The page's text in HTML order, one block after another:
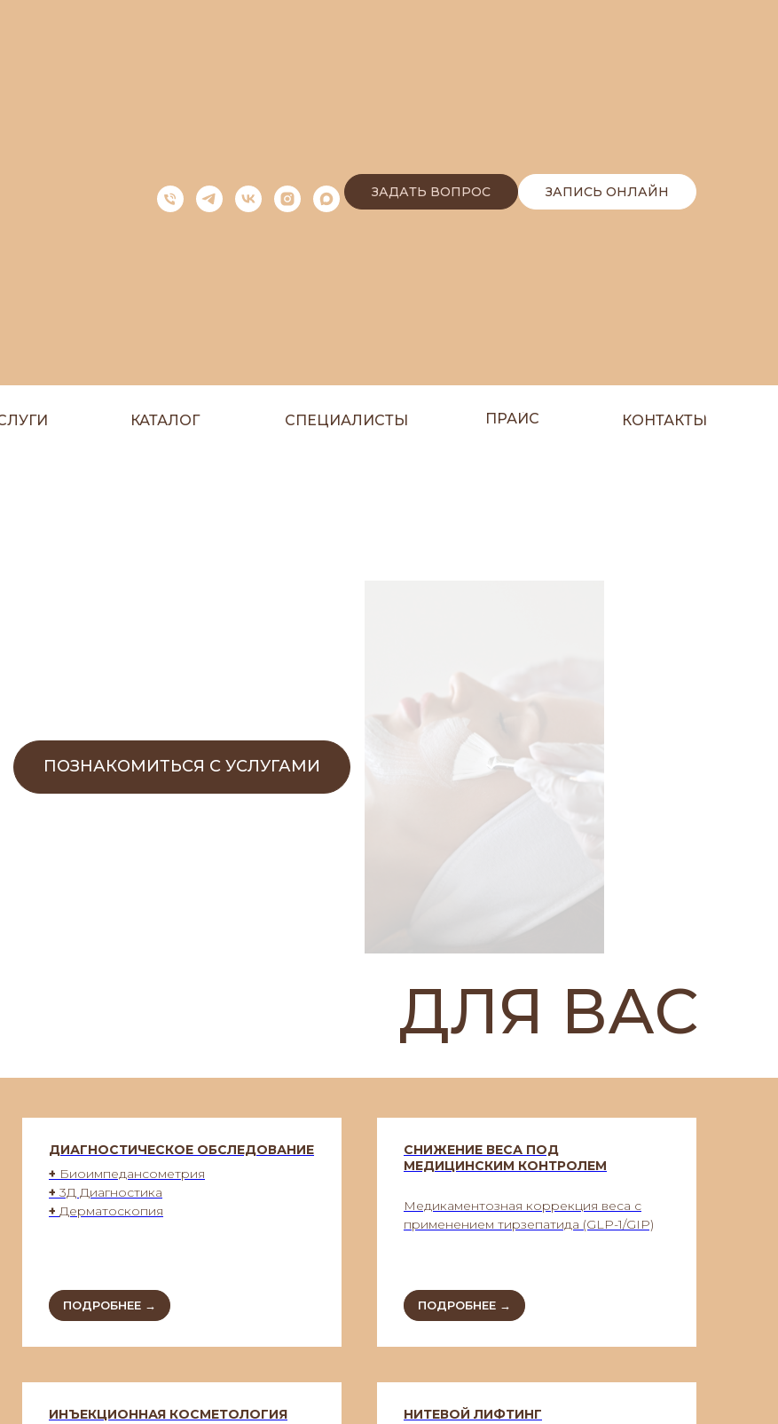
ЗАДАТЬ ВОПРОС ЗАПИСЬ ОНЛАЙН
СПЕЦИАЛИСТЫ ПРАЙС КОНТАКТЫ
КАТАЛОГ
ДЛЯ ВАС
ПОЗНАКОМИТЬСЯ С УСЛУГАМИ
ДИАГНОСТИЧЕСКОЕ ОБСЛЕДОВАНИЕ
+ Биоимпедансометрия
+ 3Д Диагностика
+ Дерматоскопия
ПОДРОБНЕЕ →
СНИЖЕНИЕ ВЕСА ПОД
МЕДИЦИНСКИМ КОНТРОЛЕМ
Медикаментозная коррекция веса с
применением тирзепатида (GLP-1/GIP)
ПОДРОБНЕЕ →
ИНЪЕКЦИОННАЯ КОСМЕТОЛОГИЯ
НИТЕВОЙ ЛИФТИНГ